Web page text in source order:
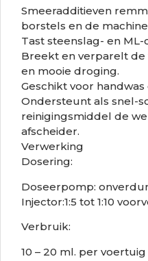
Smeeradditieven
borstels en de
Tast steenslag- en ML-
Breekt en verparelt
en mooie droging.
Geschikt voor
Ondersteunt als snel-
reinigingsmiddel de
afscheider.
Verwerking
Dosering:
Doseerpomp:
Injector:1:5 tot 1:10
Verbruik:
10 – 20 ml. per voertuig